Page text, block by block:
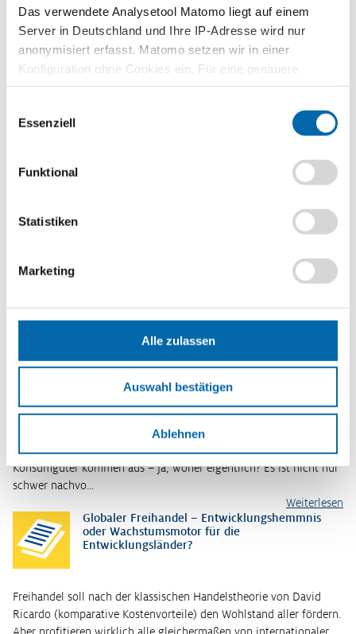
Das verwendete Analysetool Matomo liegt auf einem
Server in Deutschland und Ihre IP-Adresse wird nur
anonymisiert erfasst. Matomo setzen wir in einer
Konfiguration ohne Cookies ein. Für eine genauere
Analyse bitte wir Sie, auch den optional wählbaren
Essenziell
Funktional
Statistiken
Marketing
Alle zulassen
Auswahl bestätigen
Ablehnen
entwickeln Handlungsmöglichkeiten für die Unternehmen.
bewerten, ob eine Phase der Deglobalisierung eingetreten ist.
Methoden
Ranking,Elevator Pitch
PDF-Datei
Ausländische Direktinvestitionen (ADI)
Wirtschaftssanktionen
So könnte es weitergehen
verantwortungsvollen Handel?
Ob umweltfreundliches Fahrrad oder gesunder Müsliriegel:
Zahlreiche Bestandteile und Rohstoffe für diese und viele andere
Konsumgüter kommen aus – ja, woher eigentlich? Es ist nicht nur
schwer nachvo…
Weiterlesen
Globaler Freihandel – Entwicklungshemmnis
oder Wachstumsmotor für die
Entwicklungsländer?
Freihandel soll nach der klassischen Handelstheorie von David
Ricardo (komparative Kostenvorteile) den Wohlstand aller fördern.
Aber profitieren wirklich alle gleichermaßen von internationaler